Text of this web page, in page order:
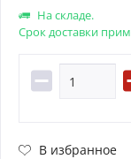
На складе.
Срок доставки
В избранное